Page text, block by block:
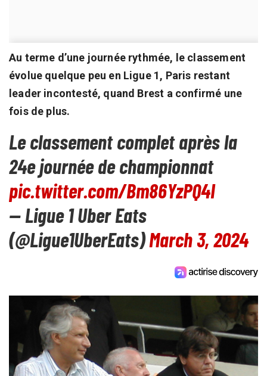
Au terme d’une journée rythmée, le classement
évolue quelque peu en Ligue 1, Paris restant
leader incontesté, quand Brest a confirmé une
fois de plus.
Le classement complet après la
24e journée de championnat
pic.twitter.com/Bm86YzPQ4I
— Ligue 1 Uber Eats
(@Ligue1UberEats)March 3, 2024